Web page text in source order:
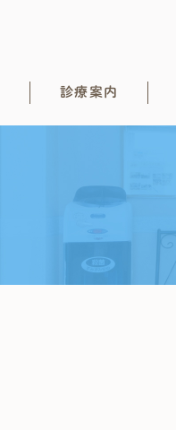
診療案内